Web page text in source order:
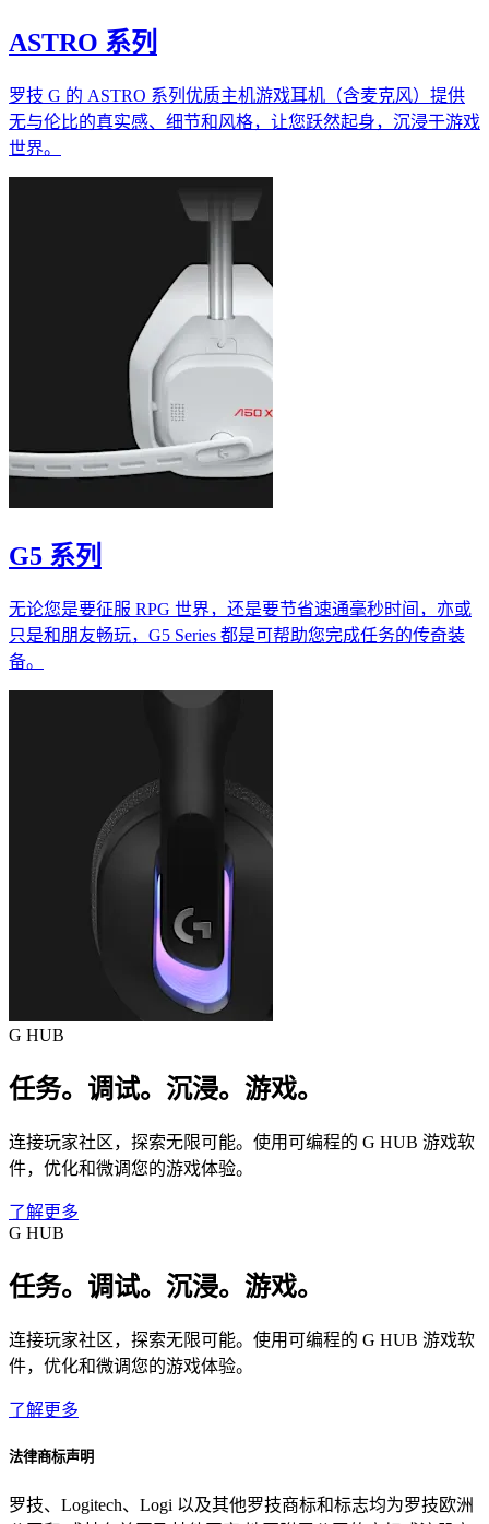
ASTRO 系列
罗技 G 的 ASTRO 系列优质主机游戏耳机（含麦克风）提供
无与伦比的真实感、细节和风格，让您跃然起身，沉浸于游戏
世界。
G5 系列
无论您是要征服 RPG 世界，还是要节省速通毫秒时间，亦或
只是和朋友畅玩，G5 Series 都是可帮助您完成任务的传奇装
备。
G HUB
任务。调试。沉浸。游戏。
连接玩家社区，探索无限可能。使用可编程的 G HUB 游戏软
件，优化和微调您的游戏体验。
了解更多
G HUB
任务。调试。沉浸。游戏。
连接玩家社区，探索无限可能。使用可编程的 G HUB 游戏软
件，优化和微调您的游戏体验。
了解更多
法律商标声明
罗技、Logitech、Logi 以及其他罗技商标和标志均为罗技欧洲